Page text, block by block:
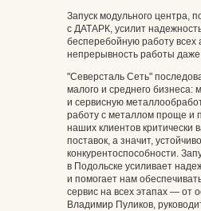
Запуск модульного центра,
с ДАТАРК, усилит
бесперебойную работу всех
непрерывность работы
"Северсталь Сеть"
малого и среднего бизнеса:
и сервисную
работу с металлом проще и
наших клиентов критически
поставок, а значит,
конкурентоспособности.
в Подольске усиливает
и помогает нам
сервис на всех этапах — от
Владимир Пуликов,